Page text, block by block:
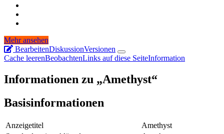
Mehr ansehen
BearbeitenDiskussionVersionen
Cache leerenBeobachtenLinks auf diese SeiteInformation
Informationen zu „Amethyst“
Basisinformationen
Anzeigetitel
Amethyst